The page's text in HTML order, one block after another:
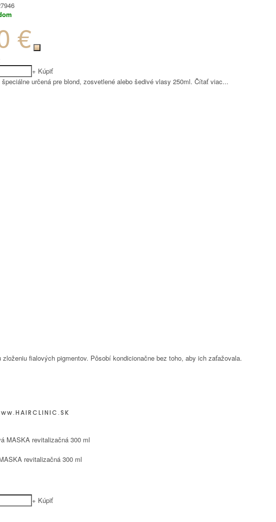
€
+ Kúpiť
určená pre blond, zosvetlené alebo šedivé vlasy 250ml. Čítať viac...
fialových pigmentov. Pôsobí kondicionačne bez toho, aby ich zaťažovala.
revitalizačná 300 ml
+ Kúpiť